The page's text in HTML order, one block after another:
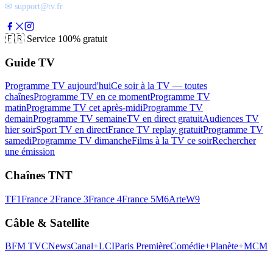
✉ support@tv.fr
🇫🇷 Service 100% gratuit
Guide TV
Programme TV aujourd'huiCe soir à la TV — toutes
chaînesProgramme TV en ce momentProgramme TV
matinProgramme TV cet après-midiProgramme TV
demainProgramme TV semaineTV en direct gratuitAudiences TV
hier soirSport TV en directFrance TV replay gratuitProgramme TV
samediProgramme TV dimancheFilms à la TV ce soirRechercher
une émission
Chaînes TNT
TF1France 2France 3France 4France 5M6ArteW9
Câble & Satellite
BFM TVCNewsCanal+LCIParis PremièreComédie+Planète+MCM